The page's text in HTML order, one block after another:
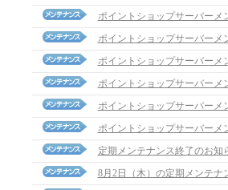
ポイントショップサーバーメ
ポイントショップサーバーメ
ポイントショップサーバーメ
ポイントショップサーバーメ
ポイントショップサーバーメ
ポイントショップサーバーメ
定期メンテナンス終了のお知
8月2日（木）の定期メンテナ